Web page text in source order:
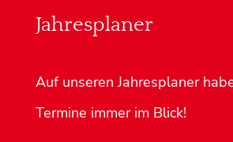
Jahresplaner
Auf unseren Jahresplaner
Termine immer im Blick!